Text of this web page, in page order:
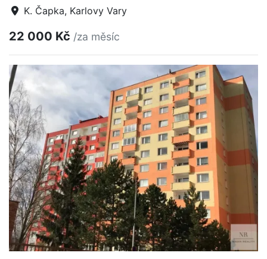
K. Čapka, Karlovy Vary
22 000 Kč /za měsíc